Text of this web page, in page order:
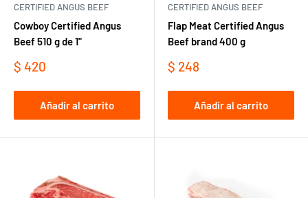
CERTIFIED ANGUS BEEF
Cowboy Certified Angus
Beef 510 g de 1"
Precio
venta
$ 420
Añadir al carrito
CERTIFIED ANGUS BEEF
Flap Meat Certified Angus
Beef brand 400 g
Precio
venta
$ 248
Añadir al carrito